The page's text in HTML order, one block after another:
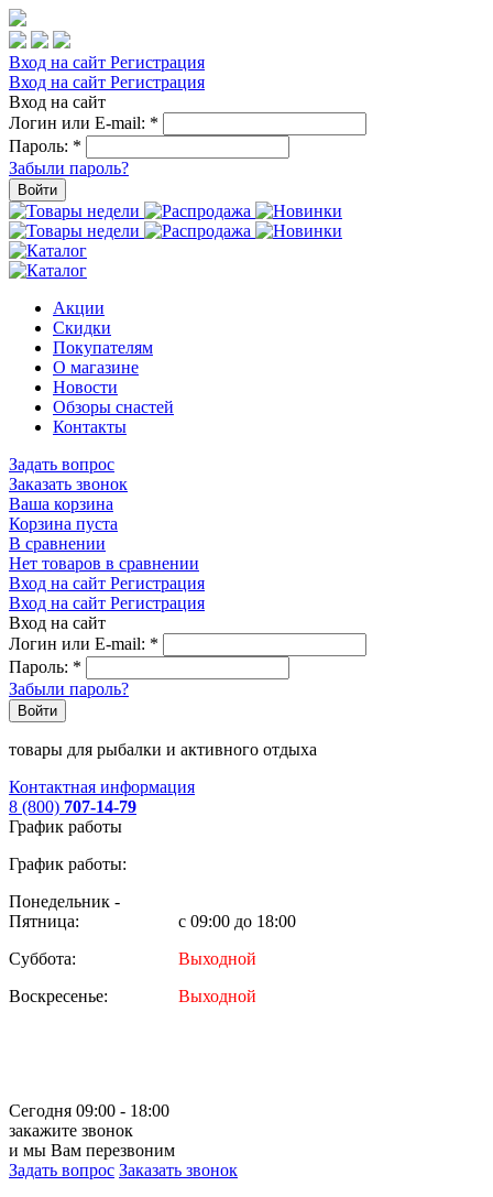
Вход на сайт Регистрация
Вход на сайт Регистрация
Вход на сайт
Логин или E-mail: *
Пароль: *
Забыли пароль?
Войти
Акции
Скидки
Покупателям
О магазине
Новости
Обзоры снастей
Контакты
Задать вопрос
Заказать звонок
Ваша корзина
Корзина пуста
В сравнении
Нет товаров в сравнении
Вход на сайт Регистрация
Вход на сайт Регистрация
Вход на сайт
Логин или E-mail: *
Пароль: *
Забыли пароль?
Войти
товары для рыбалки и активного отдыха
Контактная информация
8 (800) 707-14-79
График работы
График работы:
Понедельник -
Пятница:
с 09:00 до 18:00
Суббота:
Выходной
Воскресенье:
Выходной
Сегодня 09:00 - 18:00
закажите звонок
и мы Вам перезвоним
Задать вопрос Заказать звонок